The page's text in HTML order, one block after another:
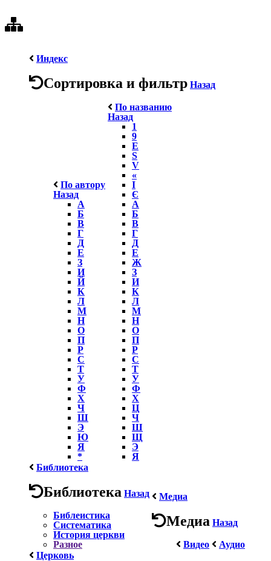
Индекс
Сортировка и фильтр Назад
По автору
Назад
А
Б
В
Г
Д
Е
З
И
Й
К
Л
М
Н
О
П
Р
С
Т
У
Ф
Х
Ч
Ш
Э
Ю
Я
*
По названию
Назад
1
9
E
S
V
«
І
Є
А
Б
В
Г
Д
Е
Ж
З
И
К
Л
М
Н
О
П
Р
С
Т
У
Ф
Х
Ц
Ч
Ш
Щ
Э
Я
Библиотека
Библиотека Назад
Библеистика
Систематика
История церкви
Разное
Медиа
Медиа Назад
Видео
Аудио
Церковь